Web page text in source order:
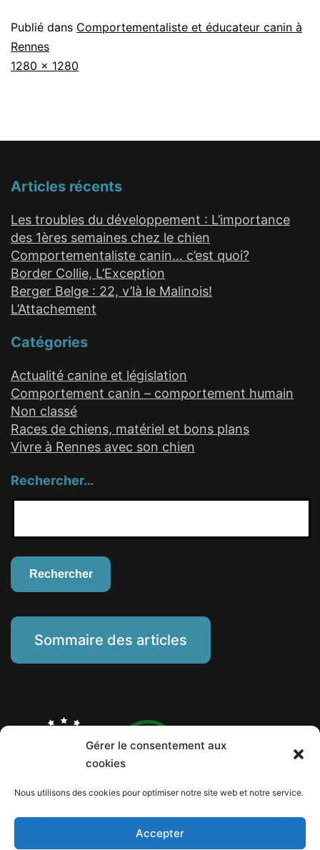
Gérer le consentement aux
cookies
Nous utilisons des cookies pour optimiser notre site web et notre service.
Accepter
Publié dans Comportementaliste et éducateur canin à
Rennes
Taille
1280 × 1280
Articles récents
Les troubles du développement : L’importance
des 1ères semaines chez le chien
Comportementaliste canin… c’est quoi?
Border Collie, L’Exception
Berger Belge : 22, v’là le Malinois!
L’Attachement
Catégories
Actualité canine et législation
Comportement canin – comportement humain
Non classé
Races de chiens, matériel et bons plans
Vivre à Rennes avec son chien
Rechercher…
Sommaire des articles
Numéro de Siret: 799 260 146 00029